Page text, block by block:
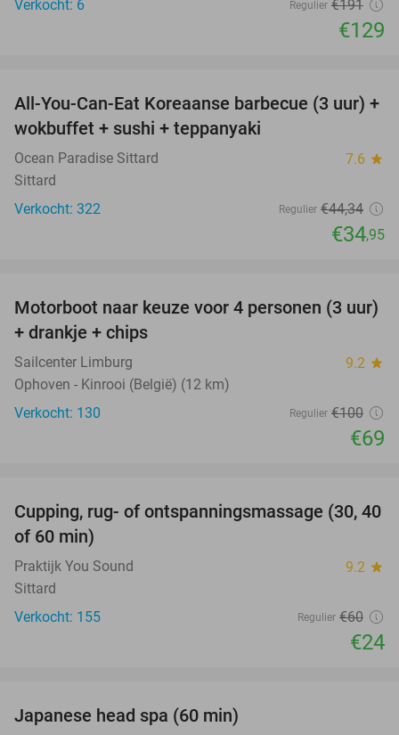
Verkocht: 6 Regulier €191
€129
21%
All-You-Can-Eat Koreaanse barbecue (3 uur) +
wokbuffet + sushi + teppanyaki
Ocean Paradise Sittard 7.6 star
Sittard
Verkocht: 322
Regulier €44,34
€34,95
31%
Motorboot naar keuze voor 4 personen (3 uur)
+ drankje + chips
Sailcenter Limburg 9.2 star
Ophoven - Kinrooi (België) (12 km)
Verkocht: 130
Regulier €100
€69
60%
Cupping, rug- of ontspanningsmassage (30, 40
of 60 min)
Praktijk You Sound 9.2 star
Sittard
Verkocht: 155
Regulier €60
€24
Japanese head spa (60 min)